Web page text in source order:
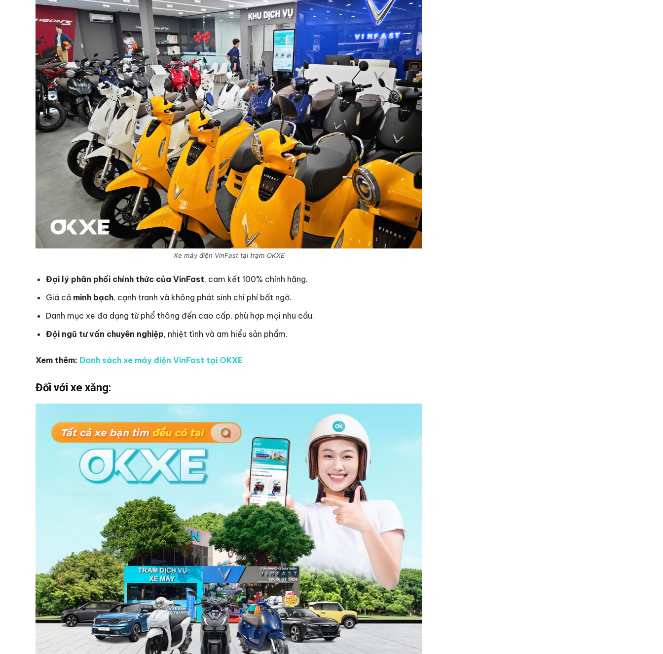
Xe máy điện VinFast tại trạm OKXE
Đại lý phân phối chính thức của VinFast, cam kết 100% chính hãng.
Giá cả minh bạch, cạnh tranh và không phát sinh chi phí bất ngờ.
Danh mục xe đa dạng từ phổ thông đến cao cấp, phù hợp mọi nhu cầu.
Đội ngũ tư vấn chuyên nghiệp, nhiệt tình và am hiểu sản phẩm.
Xem thêm: Danh sách xe máy điện VinFast tại OKXE
Đối với xe xăng: